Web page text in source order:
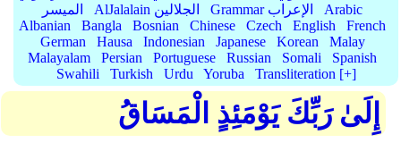
الميسر
AlJalalain الجلالين Grammar الإعراب
Arabic
Albanian
Bangla Bosnian Chinese Czech English
French
German
Hausa Indonesian Japanese Korean
Malay
Malayalam
Persian Portuguese Russian Somali
Spanish
Swahili
Turkish Urdu Yoruba Transliteration [+]
إِلَىٰ رَبِّكَ يَوْمَئِذٍ الْمَسَاقُ